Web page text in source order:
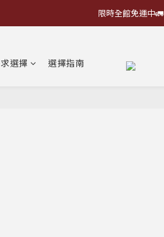
限時全館免運中🚛
選擇 選擇指南